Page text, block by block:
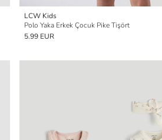
LCW Kids
Polo Yaka Erkek Çocuk Pike Tişört
5.99 EUR